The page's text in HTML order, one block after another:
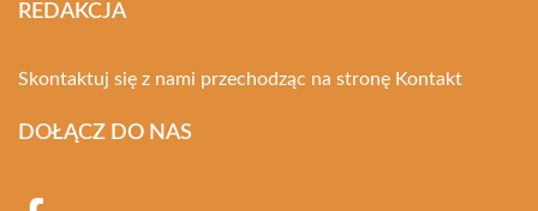
REDAKCJA
Skontaktuj się z nami przechodząc na stronę Kontakt
DOŁĄCZ DO NAS